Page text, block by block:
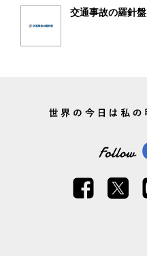
交通事故の羅針盤